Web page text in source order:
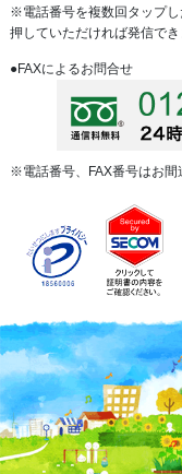
※電話番号を複数回タップ
押していただければ発信でき
●FAXによるお問合せ
※電話番号、FAX番号はお間